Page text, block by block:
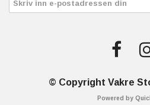
© Copyright Vakre
Powered by